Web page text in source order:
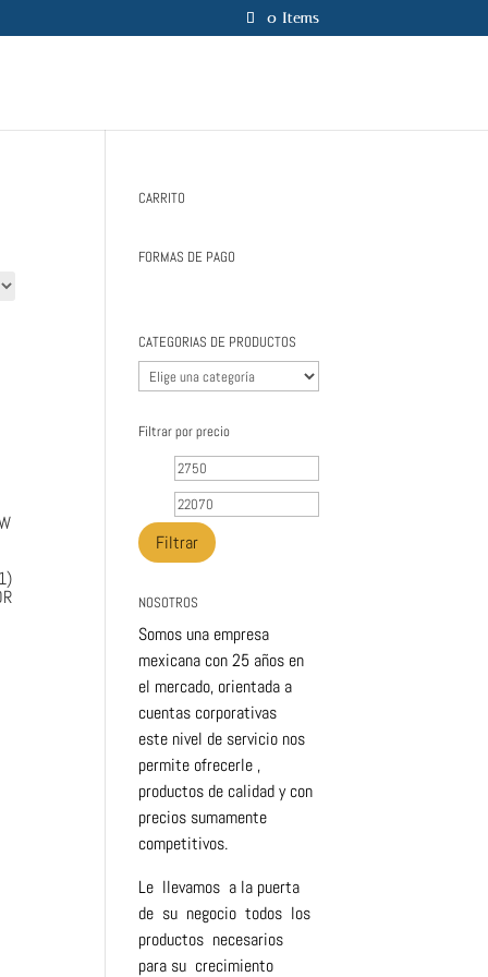
0 Items
CARRITO
FORMAS DE PAGO
CATEGORIAS DE PRODUCTOS
Filtrar por precio
Precio
mínimo
Filtrar
NOSOTROS
Somos una empresa
mexicana con 25 años en
el mercado, orientada a
cuentas corporativas
este nivel de servicio nos
permite ofrecerle ,
productos de calidad y con
precios sumamente
competitivos.
Le llevamos a la puerta
de su negocio todos los
productos necesarios
para su crecimiento